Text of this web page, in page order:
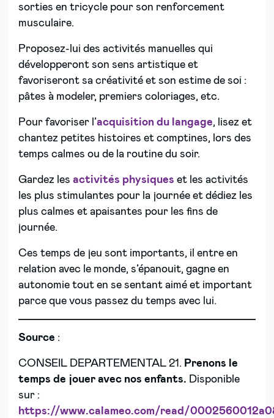
sorties en tricycle pour son renforcement
musculaire.
Proposez-lui des activités manuelles qui
développeront son sens artistique et
favoriseront sa créativité et son estime de soi :
pâtes à modeler, premiers coloriages, etc.
Pour favoriser l’acquisition du langage, lisez et
chantez petites histoires et comptines, lors des
temps calmes ou de la routine du soir.
Gardez les activités physiques et les activités
les plus stimulantes pour la journée et dédiez les
plus calmes et apaisantes pour les fins de
journée.
Ces temps de jeu sont importants, il entre en
relation avec le monde, s’épanouit, gagne en
autonomie tout en se sentant aimé et important
parce que vous passez du temps avec lui.
Source :
CONSEIL DEPARTEMENTAL 21. Prenons le
temps de jouer avec nos enfants. Disponible
sur :
https://www.calameo.com/read/